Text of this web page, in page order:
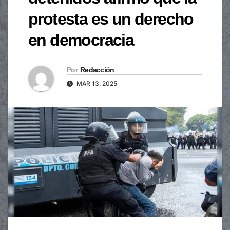
protesta es un derecho
en democracia
Por Redacción
MAR 13, 2025